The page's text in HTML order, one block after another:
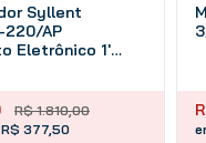
Syllent
220/AP
Eletrônico 1'
R$ 1.810,00
377,50